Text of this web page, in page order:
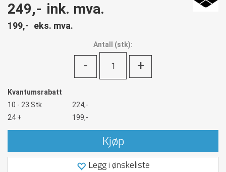
249,- ink. mva.
199,- eks. mva.
Antall (stk):
- +
Kvantumsrabatt
10 - 23 Stk
224,-
24 +
199,-
Kjøp
Legg i ønskeliste